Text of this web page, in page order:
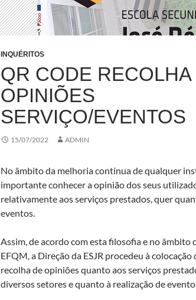
INQUÉRITOS
QR CODE RECOLHA
OPINIÕES
SERVIÇO/EVENTOS
15/07/2022 ADMIN
No âmbito da melhoria contínua de qualquer
importante conhecer a opinião dos seus
relativamente aos serviços prestados, quer
eventos.
Assim, de acordo com esta filosofia e no âmbito
EFQM, a Direção da ESJR procedeu à
recolha de opiniões quanto aos serviços
diversos setores e quanto à realização de